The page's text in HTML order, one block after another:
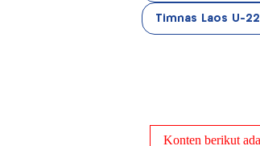
Timnas Laos U-22